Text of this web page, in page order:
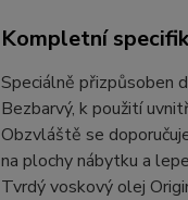
Kompletní
Speciálně přizpůsoben
Bezbarvý, k použití
Obzvláště se
na plochy nábytku a
Tvrdý voskový olej